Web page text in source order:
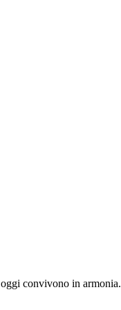
convivono in armonia.